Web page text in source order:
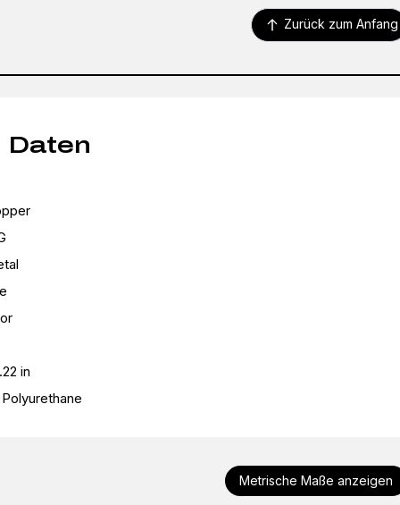
Zurück zum Anfang
Daten
in
Polyurethane
Metrische Maße anzeigen